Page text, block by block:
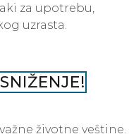
za upotrebu,
uzrasta.
životne veštine.